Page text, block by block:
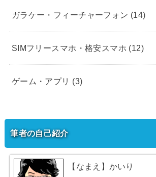
ガラケー・フィーチャーフォン (14)
SIMフリースマホ・格安スマホ (12)
ゲーム・アプリ (3)
筆者の自己紹介
【なまえ】かいり